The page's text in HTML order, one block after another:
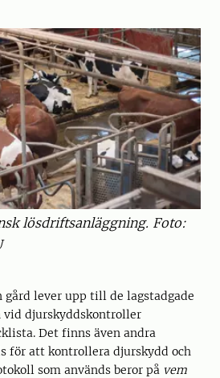
lösdriftsanläggning. Foto:
gård lever upp till de lagstadgade
vid djurskyddskontroller
Det finns även andra
för att kontrollera djurskydd och
som används beror på vem